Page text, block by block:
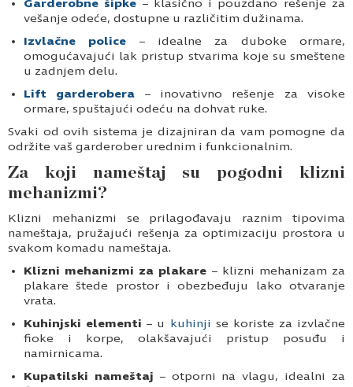
Garderobne šipke – klasično i pouzdano rešenje za
vešanje odeće, dostupne u različitim dužinama.
Izvlačne police – idealne za duboke ormare,
omogućavajući lak pristup stvarima koje su smeštene
u zadnjem delu.
Lift garderobera – inovativno rešenje za visoke
ormare, spuštajući odeću na dohvat ruke.
Svaki od ovih sistema je dizajniran da vam pomogne da
održite vaš garderober urednim i funkcionalnim.
Za koji nameštaj su pogodni klizni
mehanizmi?
Klizni mehanizmi se prilagođavaju raznim tipovima
nameštaja, pružajući rešenja za optimizaciju prostora u
svakom komadu nameštaja.
Klizni mehanizmi za plakare – klizni mehanizam za
plakare štede prostor i obezbeđuju lako otvaranje
vrata.
Kuhinjski elementi– u kuhinji se koriste za izvlačne
fioke i korpe, olakšavajući pristup posuđu i
namirnicama.
Kupatilski nameštaj – otporni na vlagu, idealni za